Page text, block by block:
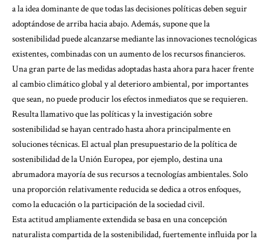
a la idea dominante de que todas las decisiones políticas deben seguir
adoptándose de arriba hacia abajo. Además, supone que la
sostenibilidad puede alcanzarse mediante las innovaciones tecnológicas
existentes, combinadas con un aumento de los recursos financieros.
Una gran parte de las medidas adoptadas hasta ahora para hacer frente
al cambio climático global y aldeterioro ambiental, por importantes
que sean, no puede producir los efectos inmediatos que se requieren.
Resulta llamativo que las políticas y la investigación sobre
sostenibilidad se hayan centrado hasta ahora principalmente en
soluciones técnicas. El actual plan presupuestario de la política de
sostenibilidad de la Unión Europea, por ejemplo, destina una
abrumadora mayoría de sus recursos a tecnologías ambientales. Solo
una proporción relativamente reducida se dedica a otros enfoques,
como la educación o la participación de la sociedad civil.
Esta actitud ampliamente extendida se basa en una concepción
naturalista compartida de la sostenibilidad, fuertemente influida por la